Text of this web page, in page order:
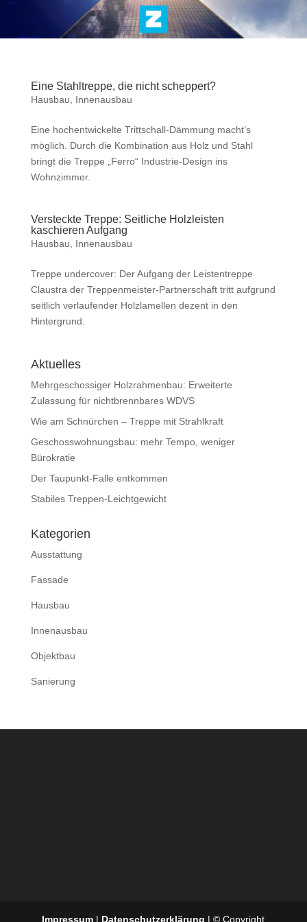
Eine Stahltreppe, die nicht scheppert?
Hausbau, Innenausbau
Eine hochentwickelte Trittschall-Dämmung macht’s
möglich. Durch die Kombination aus Holz und Stahl
bringt die Treppe „Ferro“ Industrie-Design ins
Wohnzimmer.
Versteckte Treppe: Seitliche Holzleisten
kaschieren Aufgang
Hausbau, Innenausbau
Treppe undercover: Der Aufgang der Leistentreppe
Claustra der Treppenmeister-Partnerschaft tritt aufgrund
seitlich verlaufender Holzlamellen dezent in den
Hintergrund.
Aktuelles
Mehrgeschossiger Holzrahmenbau: Erweiterte
Zulassung für nichtbrennbares WDVS
Wie am Schnürchen – Treppe mit Strahlkraft
Geschosswohnungsbau: mehr Tempo, weniger
Bürokratie
Der Taupunkt-Falle entkommen
Stabiles Treppen-Leichtgewicht
Kategorien
Ausstattung
Fassade
Hausbau
Innenausbau
Objektbau
Sanierung
Impressum | Datenschutzerklärung | © Copyright